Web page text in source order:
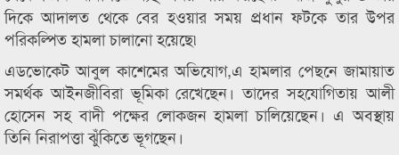
দিকে আদালত থেকে বের হওয়ার সময় প্রধান ফটকে তার উপর
পরিকল্পিত হামলা চালানো হয়েছে৷
এডভোকেট আবুল কাশেমের অভিযোগ,এ হামলার পেছনে জামায়াত
সমর্থক আইনজীবিরা ভূমিকা রেখেছেন। তাদের সহযোগিতায় আলী
হোসেন সহ বাদী পক্ষের লোকজন হামলা চালিয়েছেন। এ অবস্থায়
তিনি নিরাপত্তা ঝুঁকিতে ভূগছেন।